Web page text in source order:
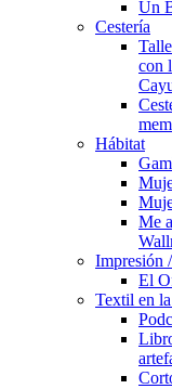
Un
Cestería
con
Hábitat
Me
Impresión
El
Textil en